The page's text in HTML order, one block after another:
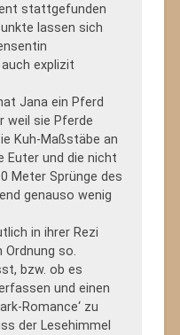
stattgefunden
lassen sich
explizit
Jana ein Pferd
weil sie Pferde
Kuh-Maßstäbe an
Euter und die nicht
Meter Sprünge des
genauso wenig
in ihrer Rezi
so.
bzw. ob es
und einen
Romance‘ zu
der Lesehimmel